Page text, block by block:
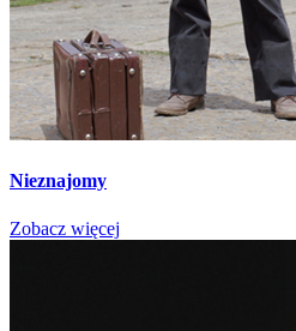
Nieznajomy
Zobacz więcej